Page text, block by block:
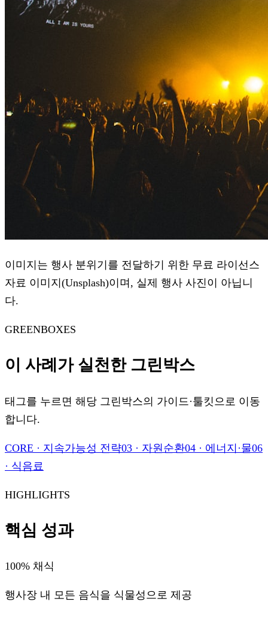
이미지는 행사 분위기를 전달하기 위한 무료 라이선스
자료 이미지(Unsplash)이며, 실제 행사 사진이 아닙니
다.
GREENBOXES
이 사례가 실천한 그린박스
태그를 누르면 해당 그린박스의 가이드·툴킷으로 이동
합니다.
CORE · 지속가능성 전략03 · 자원순환04 · 에너지·물06
· 식음료
HIGHLIGHTS
핵심 성과
100% 채식
행사장 내 모든 음식을 식물성으로 제공